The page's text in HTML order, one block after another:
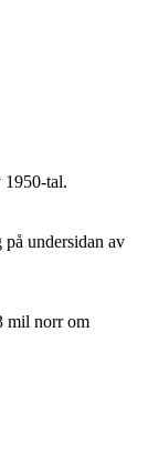
tal.
undersidan av
mil norr om